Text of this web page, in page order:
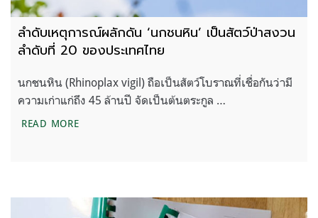
ลำดับเหตุการณ์ผลักดัน ‘นกชนหิน’ เป็นสัตว์ป่าสงวน
ลำดับที่ 20 ของประเทศไทย
นกชนหิน (Rhinoplax vigil) ถือเป็นสัตว์โบราณที่เชื่อกันว่ามี
ความเก่าแก่ถึง 45 ล้านปี จัดเป็นต้นตระกูล …
READ MOREลำดับเหตุการณ์ผลักดัน ‘นกชนหิน’ เป็นสัตว์ป่าสงวนล